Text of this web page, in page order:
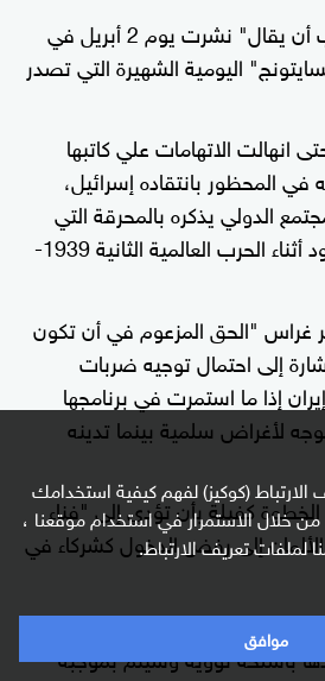
(كوكيز) لفهم كيفية استخدامك
خلال الاستمرار في استخدام موقعنا ،
لملفات تعريف الارتباط.
موافق
القصيدة النثرية "ما يجب أن يقال" نشرت يوم 2 أبريل في
اليومية الشهيرة التي تصدر
انهالت الاتهامات علي كاتبها
في المحظور بانتقاده إسرائيل،
الدولي يذكره بالمحرقة التي
ارتكبها النازيون ضد اليهود أثناء الحرب العالمية الثانية 1939-
غراس "الحق المزعوم في أن تكون
إلى احتمال توجيه ضربات
إذا ما استمرت في برنامجها
لأغراض سلمية بينما تدينه
كفيلة بأن تؤدي إلى "فناء
إلى رفض الدخول كشركاء في
وقعت برلين وتل أبيب عقدا لبيع غواصات من
بأسلحة نووية وسيتم بموجبه